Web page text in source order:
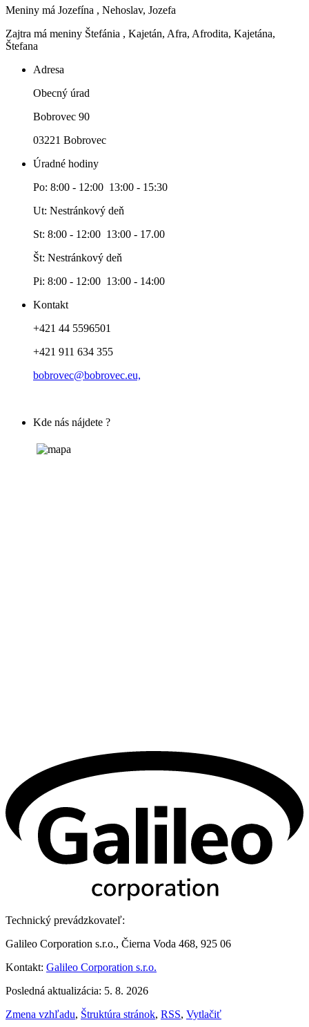
Meniny má Jozefína , Nehoslav, Jozefa
Zajtra má meniny Štefánia , Kajetán, Afra, Afrodita, Kajetána,
Štefana
Adresa
Obecný úrad
Bobrovec 90
03221 Bobrovec
Úradné hodiny
Po: 8:00 - 12:00 13:00 - 15:30
Ut: Nestránkový deň
St: 8:00 - 12:00 13:00 - 17.00
Št: Nestránkový deň
Pi: 8:00 - 12:00 13:00 - 14:00
Kontakt
+421 44 5596501
+421 911 634 355
bobrovec@bobrovec.eu,
Kde nás nájdete ?
Technický prevádzkovateľ:
Galileo Corporation s.r.o., Čierna Voda 468, 925 06
Kontakt: Galileo Corporation s.r.o.
Posledná aktualizácia: 5. 8. 2026
Zmena vzhľadu, Štruktúra stránok, RSS, Vytlačiť